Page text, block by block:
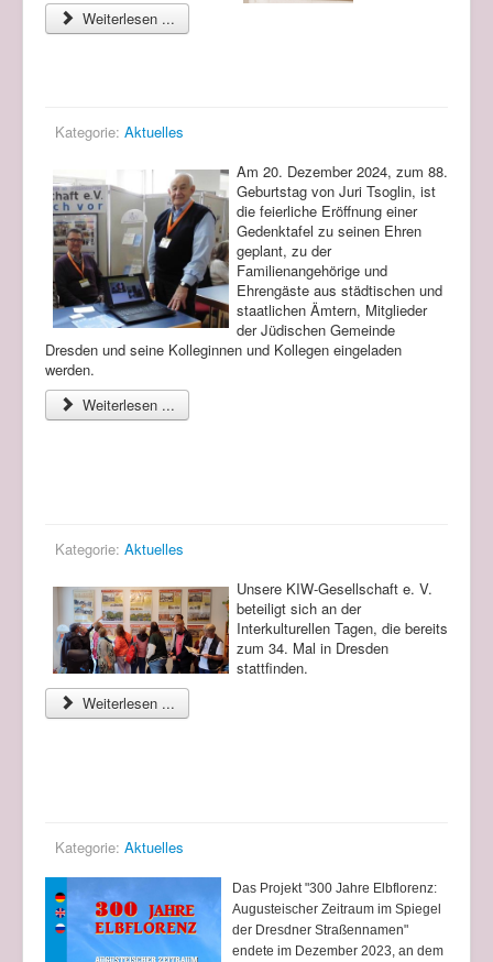
Weiterlesen ...
Kategorie: Aktuelles
Am 20. Dezember 2024, zum 88.
Geburtstag von Juri Tsoglin, ist
die feierliche Eröffnung einer
Gedenktafel zu seinen Ehren
geplant, zu der
Familienangehörige und
Ehrengäste aus städtischen und
staatlichen Ämtern, Mitglieder
der Jüdischen Gemeinde
Dresden und seine Kolleginnen und Kollegen eingeladen
werden.
Weiterlesen ...
Kategorie: Aktuelles
Unsere KIW-Gesellschaft e. V.
beteiligt sich an der
Interkulturellen Tagen, die bereits
zum 34. Mal in Dresden
stattfinden.
Weiterlesen ...
Kategorie: Aktuelles
Das Projekt "300 Jahre Elbflorenz:
Augusteischer Zeitraum im Spiegel
der Dresdner Straßennamen"
endete im Dezember 2023, an dem